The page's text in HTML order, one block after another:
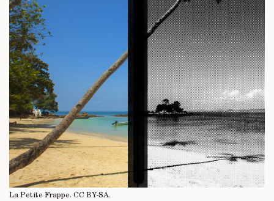
La Petite Frappe. CC BY-SA.